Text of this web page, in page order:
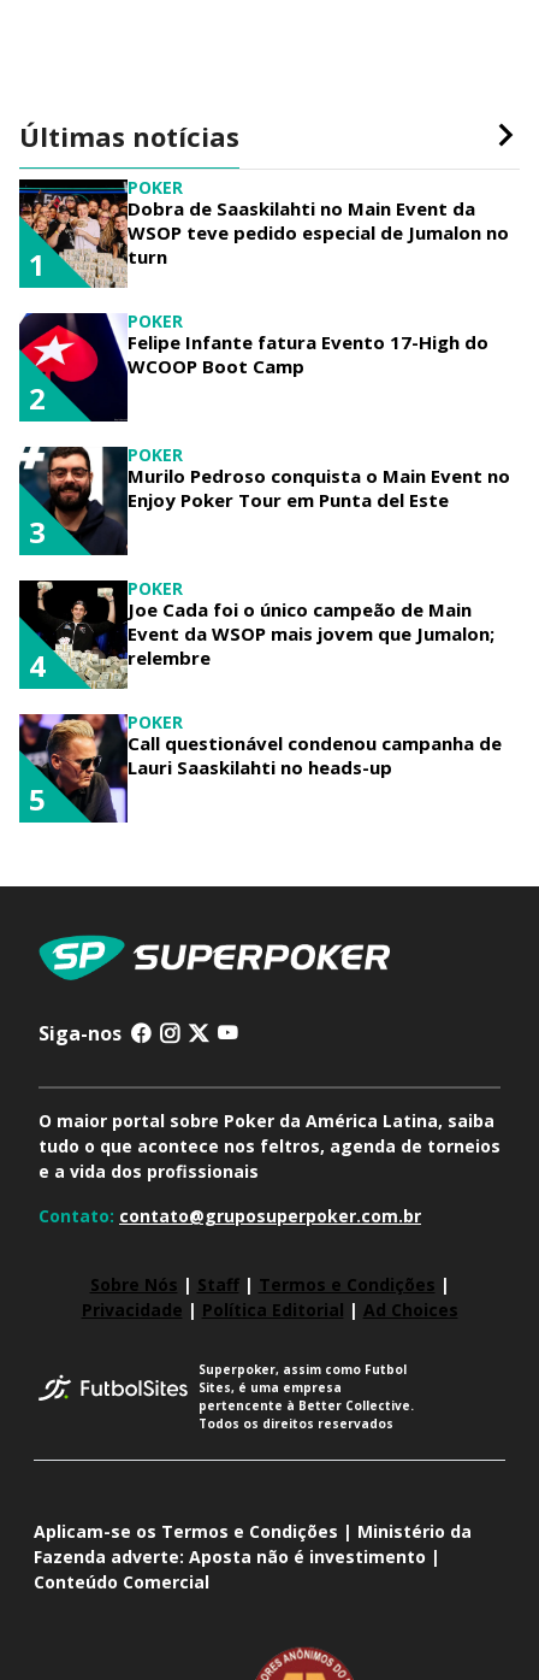
Últimas notícias
POKER
Dobra de Saaskilahti no Main Event da
WSOP teve pedido especial de Jumalon no
turn
1
POKER
Felipe Infante fatura Evento 17-High do
WCOOP Boot Camp
2
POKER
Murilo Pedroso conquista o Main Event no
Enjoy Poker Tour em Punta del Este
3
POKER
Joe Cada foi o único campeão de Main
Event da WSOP mais jovem que Jumalon;
relembre
4
POKER
Call questionável condenou campanha de
Lauri Saaskilahti no heads-up
5
Siga-nos
O maior portal sobre Poker da América Latina, saiba
tudo o que acontece nos feltros, agenda de torneios
e a vida dos profissionais
Contato: contato@gruposuperpoker.com.br
Sobre Nós | Staff| Termos e Condições |
Privacidade | Política Editorial | Ad Choices
Superpoker, assim como Futbol
Sites, é uma empresa
pertencente à Better Collective.
Todos os direitos reservados
Aplicam-se os Termos e Condições | Ministério da
Fazenda adverte: Aposta não é investimento |
Conteúdo Comercial